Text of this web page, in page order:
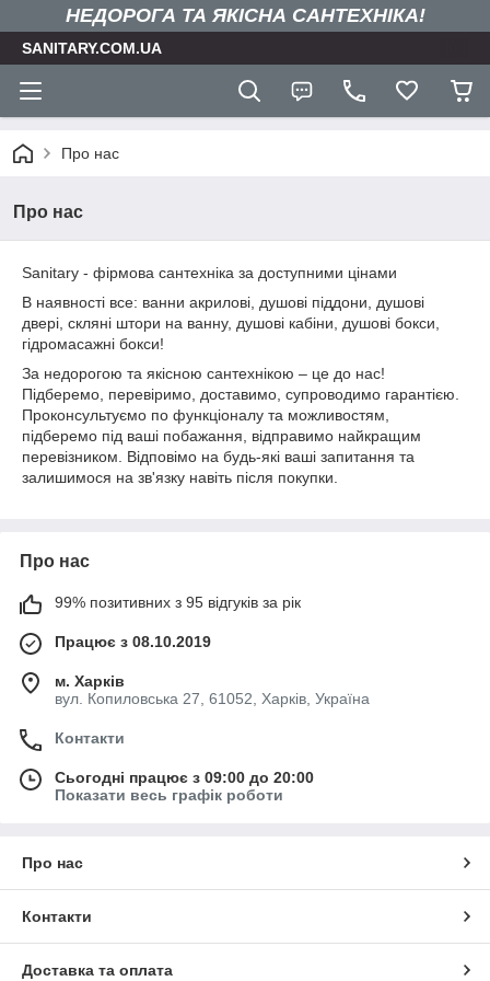
НЕДОРОГА ТА ЯКIСНА САНТЕХНІКА!
SANITARY.COM.UA
Про нас
Про нас
Sanitary - фірмова сантехніка за доступними цінами
В наявності все: ванни акрилові, душові піддони, душові
двері, скляні штори на ванну, душові кабіни, душові бокси,
гідромасажні бокси!
За недорогою та якісною сантехнікою – це до нас!
Підберемо, перевіримо, доставимо, супроводимо гарантією.
Проконсультуємо по функціоналу та можливостям,
підберемо під ваші побажання, відправимо найкращим
перевізником. Відповімо на будь-які ваші запитання та
залишимося на зв'язку навіть після покупки.
Про нас
99% позитивних з 95 відгуків за рік
Працює з 08.10.2019
м. Харків
вул. Копиловська 27, 61052, Харків, Україна
Контакти
Сьогодні працює з 09:00 до 20:00
Показати весь графік роботи
Про нас
Контакти
Доставка та оплата